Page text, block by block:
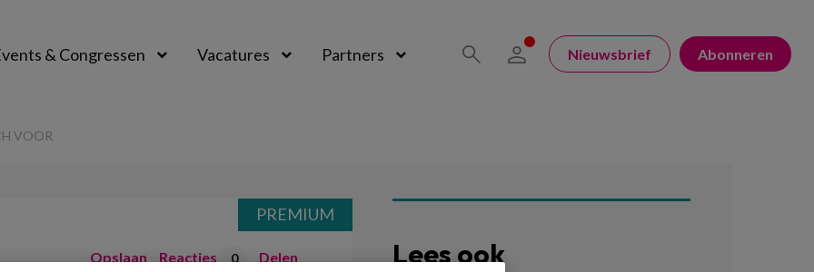
& Congressen Vacatures Partners Nieuwsbrief Abonneren
VOOR
Opslaan Reacties 0 Delen
PREMIUM
Lees ook